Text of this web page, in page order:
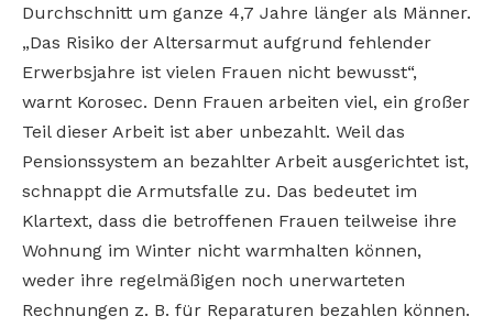
Durchschnitt um ganze 4,7 Jahre länger als Männer.
„Das Risiko der Altersarmut aufgrund fehlender
Erwerbsjahre ist vielen Frauen nicht bewusst“,
warnt Korosec. Denn Frauen arbeiten viel, ein großer
Teil dieser Arbeit ist aber unbezahlt. Weil das
Pensionssystem an bezahlter Arbeit ausgerichtet ist,
schnappt die Armutsfalle zu. Das bedeutet im
Klartext, dass die betroffenen Frauen teilweise ihre
Wohnung im Winter nicht warmhalten können,
weder ihre regelmäßigen noch unerwarteten
Rechnungen z. B. für Reparaturen bezahlen können.